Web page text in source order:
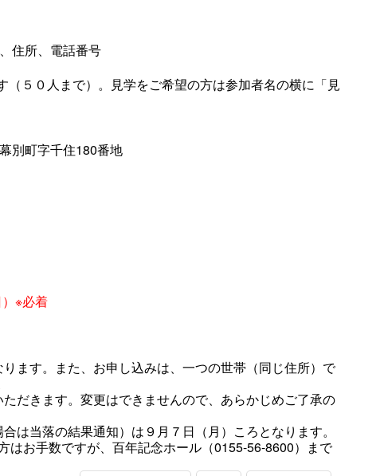
住所、電話番号
（５０人まで）。見学をご希望の方は参加者名の横に「見
別町字千住180番地
※必着
ます。また、お申し込みは、一つの世帯（同じ住所）で
だきます。変更はできませんので、あらかじめご了承の
は当落の結果通知）は９月７日（月）ころとなります。
はお手数ですが、百年記念ホール（0155-56-8600）まで